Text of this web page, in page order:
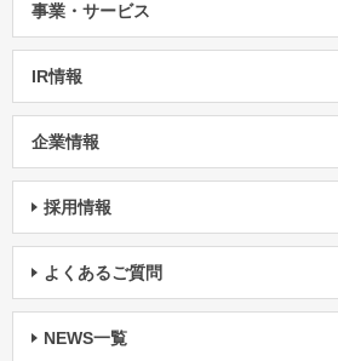
事業・サービス
IR情報
企業情報
採用情報
よくあるご質問
NEWS一覧